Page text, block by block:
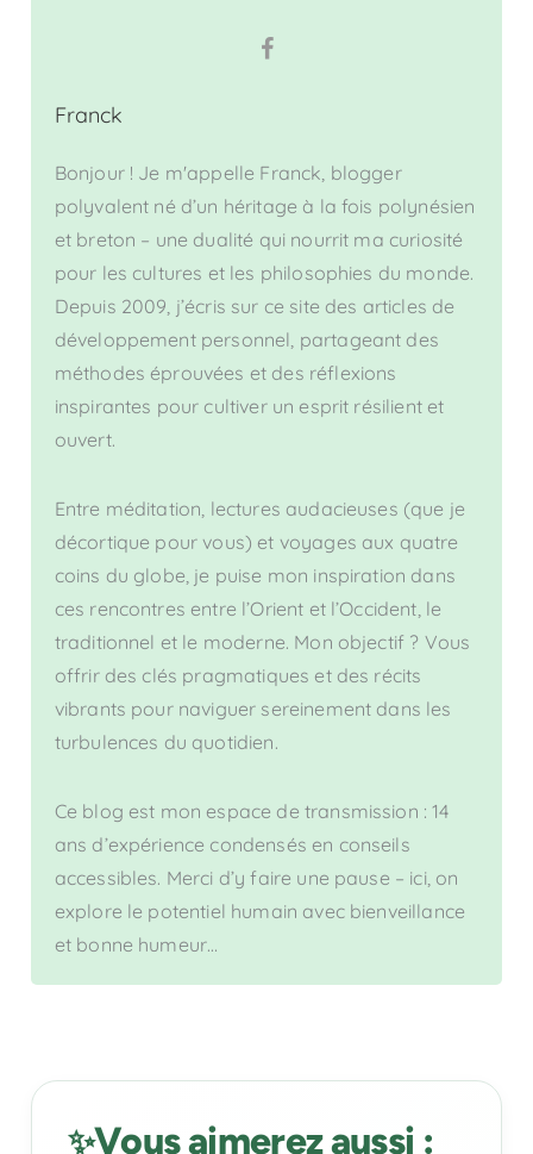
Franck
Bonjour ! Je m'appelle Franck, blogger
polyvalent né d’un héritage à la fois polynésien
et breton – une dualité qui nourrit ma curiosité
pour les cultures et les philosophies du monde.
Depuis 2009, j’écris sur ce site des articles de
développement personnel, partageant des
méthodes éprouvées et des réflexions
inspirantes pour cultiver un esprit résilient et
ouvert.
Entre méditation, lectures audacieuses (que je
décortique pour vous) et voyages aux quatre
coins du globe, je puise mon inspiration dans
ces rencontres entre l’Orient et l’Occident, le
traditionnel et le moderne. Mon objectif ? Vous
offrir des clés pragmatiques et des récits
vibrants pour naviguer sereinement dans les
turbulences du quotidien.
Ce blog est mon espace de transmission : 14
ans d’expérience condensés en conseils
accessibles. Merci d’y faire une pause – ici, on
explore le potentiel humain avec bienveillance
et bonne humeur…
Vous aimerez aussi :